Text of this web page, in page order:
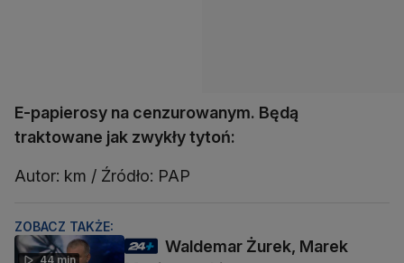
E-papierosy na cenzurowanym. Będą
traktowane jak zwykły tytoń:
Autor: km / Źródło: PAP
ZOBACZ TAKŻE:
44 min
Waldemar Żurek, Marek